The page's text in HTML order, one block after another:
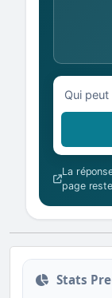
Votre
La
page
Stats